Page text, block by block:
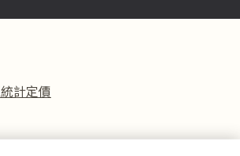
統計定價